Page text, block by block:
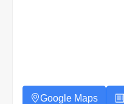
Google Maps